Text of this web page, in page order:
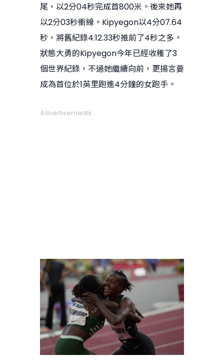
尾，以2分04秒完成首800米。後來她再
以2分03秒衝線。Kipyegon以4分07.64
秒，將舊紀錄4:12.33秒推前了4秒之多。
狀態大勇的Kipyegon今年已經收穫了3
個世界紀錄，不過她繼續向前，更揚言要
成為首位於1英里跑進4分鐘的女跑手。
Advertisements